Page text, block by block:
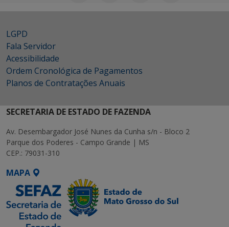
LGPD
Fala Servidor
Acessibilidade
Ordem Cronológica de Pagamentos
Planos de Contratações Anuais
SECRETARIA DE ESTADO DE FAZENDA
Av. Desembargador José Nunes da Cunha s/n - Bloco 2
Parque dos Poderes - Campo Grande | MS
CEP.: 79031-310
MAPA